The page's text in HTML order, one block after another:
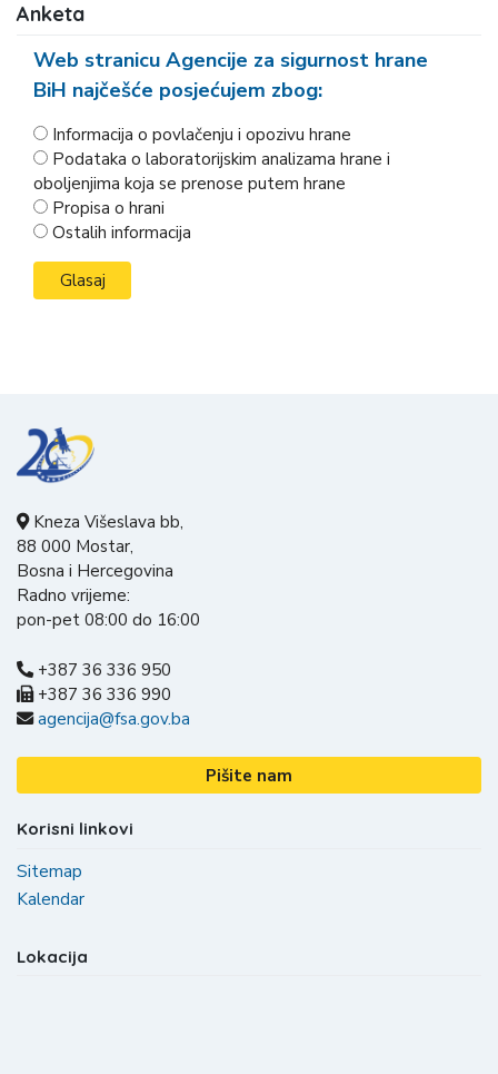
Anketa
Web stranicu Agencije za sigurnost hrane
BiH najčešće posjećujem zbog:
Informacija o povlačenju i opozivu hrane
Podataka o laboratorijskim analizama hrane i
oboljenjima koja se prenose putem hrane
Propisa o hrani
Ostalih informacija
Kneza Višeslava bb,
88 000 Mostar,
Bosna i Hercegovina
Radno vrijeme:
pon-pet 08:00 do 16:00
+387 36 336 950
+387 36 336 990
agencija@fsa.gov.ba
Pišite nam
Korisni linkovi
Sitemap
Kalendar
Lokacija